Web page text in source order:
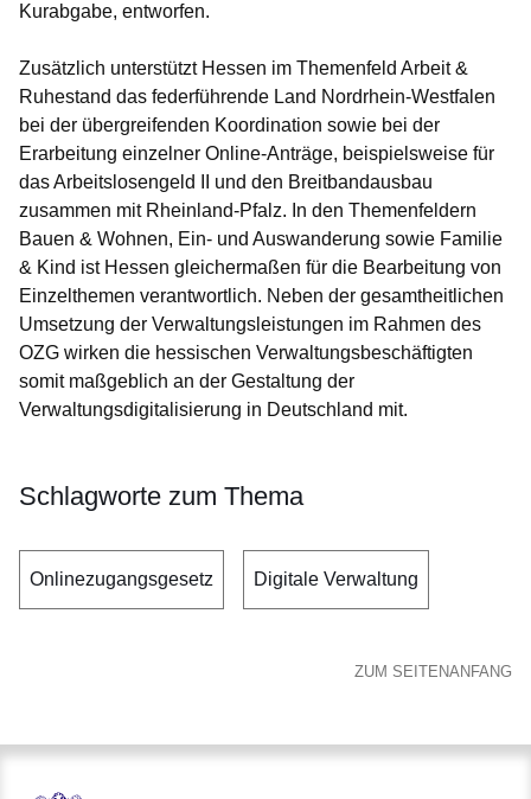
Kurabgabe, entworfen.
Zusätzlich unterstützt Hessen im Themenfeld Arbeit &
Ruhestand das federführende Land Nordrhein-Westfalen
bei der übergreifenden Koordination sowie bei der
Erarbeitung einzelner Online-Anträge, beispielsweise für
das Arbeitslosengeld II und den Breitbandausbau
zusammen mit Rheinland-Pfalz. In den Themenfeldern
Bauen & Wohnen, Ein- und Auswanderung sowie Familie
& Kind ist Hessen gleichermaßen für die Bearbeitung von
Einzelthemen verantwortlich. Neben der gesamtheitlichen
Umsetzung der Verwaltungsleistungen im Rahmen des
OZG wirken die hessischen Verwaltungsbeschäftigten
somit maßgeblich an der Gestaltung der
Verwaltungsdigitalisierung in Deutschland mit.
Schlagworte zum Thema
Onlinezugangsgesetz Digitale Verwaltung
ZUM SEITENANFANG